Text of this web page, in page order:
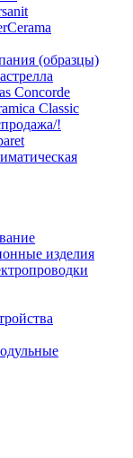
(образцы)
Concorde
Classic
!
изделия